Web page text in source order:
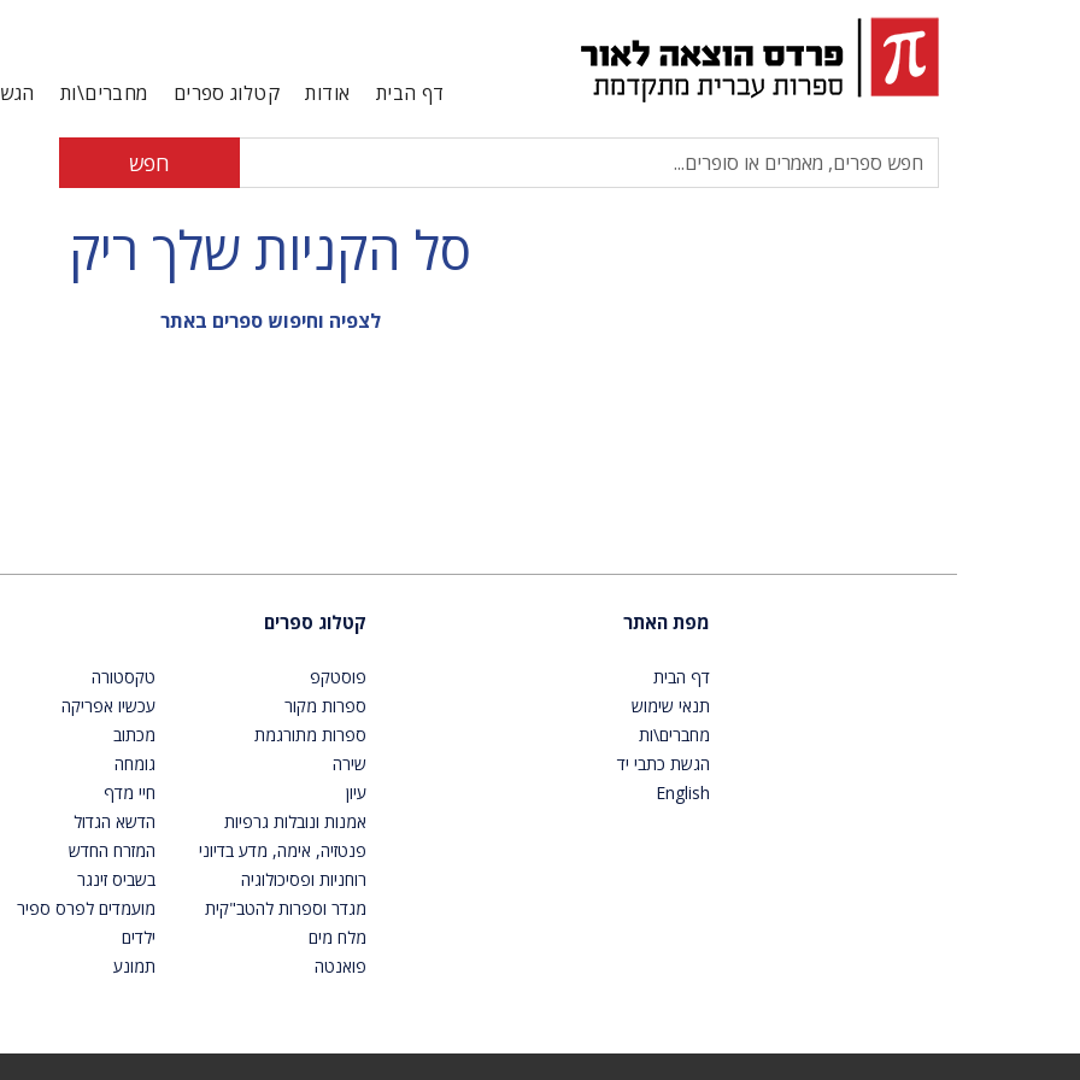
דף הבית אודות קטלוג ספרים מחברים\ות
חפש
סל הקניות שלך ריק
לצפיה וחיפוש ספרים באתר
מפת האתר
דף הבית
תנאי שימוש
מחברים\ות
הגשת כתבי יד
English
קטלוג ספרים
פוסטקפ
ספרות מקור
ספרות מתורגמת
שירה
עיון
אמנות ונובלות גרפיות
פנטזיה, אימה, מדע בדיוני
רוחניות ופסיכולוגיה
מגדר וספרות להטב"קית
מלח מים
פואנטה
טקסטורה
עכשיו אפריקה
מכתוב
גומחה
חיי מדף
הדשא הגדול
המזרח החדש
בשביס זינגר
מועמדים לפרס ספיר
ילדים
תמונע